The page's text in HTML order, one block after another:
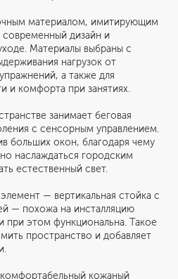
материалом, имитирующим
современный дизайн и
Материалы выбраны с
нагрузок от
а также для
и комфорта при занятиях.
занимает беговая
с сенсорным управлением.
больших окон, благодаря чему
наслаждаться городским
естественный свет.
— вертикальная стойка с
— похожа на инсталляцию
при этом функциональна. Такое
пространство и добавляет
кожаный